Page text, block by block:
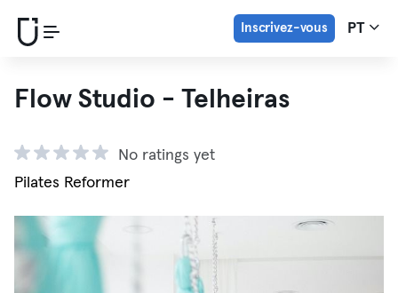
Inscrivez-vous PT
Flow Studio - Telheiras
No ratings yet
Pilates Reformer